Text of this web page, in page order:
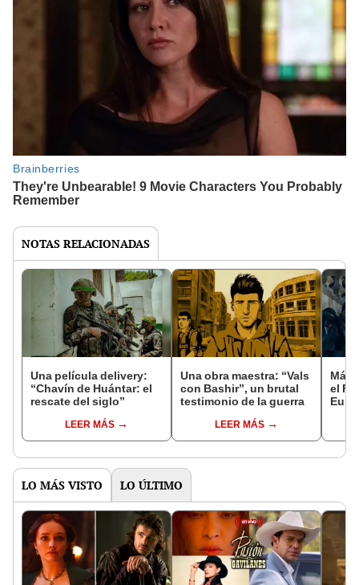
NOTAS RELACIONADAS
Una película delivery:
“Chavín de Huántar: el
rescate del siglo”
LEER MÁS
Una obra maestra: “Vals
con Bashir”, un brutal
testimonio de la guerra
LEER MÁS
Más
el
LO MÁS VISTO LO ÚLTIMO